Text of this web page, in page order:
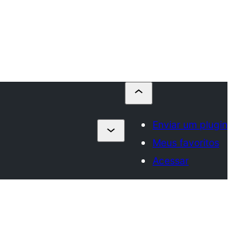
Enviar um plugin
Meus favoritos
Acessar